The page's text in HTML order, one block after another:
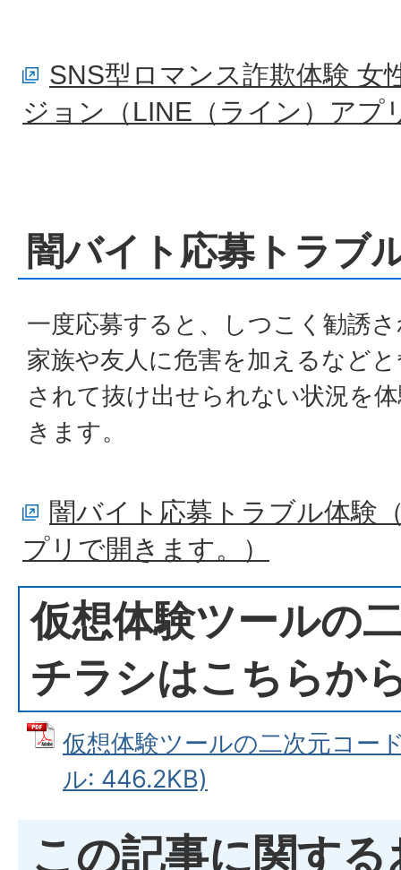
SNS型ロマンス詐欺体験 女
ジョン（LINE（ライン）アプ
闇バイト応募トラブ
一度応募すると、しつこく勧誘
家族や友人に危害を加えるなど
されて抜け出せられない状況を
きます。
闇バイト応募トラブル体験
プリで開きます。）
仮想体験ツールの
チラシはこちらか
仮想体験ツールの二次元コー
ル: 446.2KB)
この記事に関す